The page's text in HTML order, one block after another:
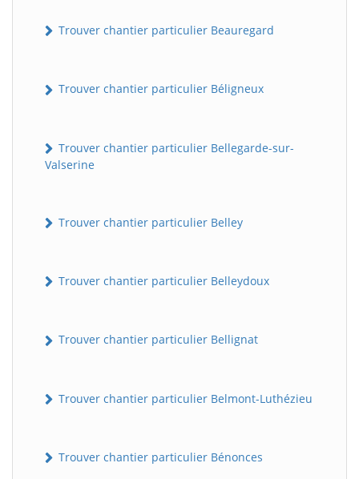
Trouver chantier particulier Beauregard
Trouver chantier particulier Béligneux
Trouver chantier particulier Bellegarde-sur-
Valserine
Trouver chantier particulier Belley
Trouver chantier particulier Belleydoux
Trouver chantier particulier Bellignat
Trouver chantier particulier Belmont-Luthézieu
Trouver chantier particulier Bénonces